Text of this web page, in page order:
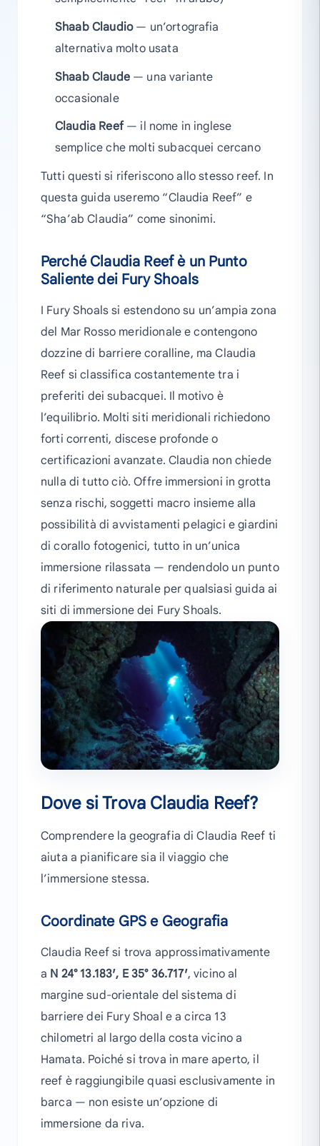
Shaab Claudio— un’ortografia
alternativa molto usata
Shaab Claude— una variante
occasionale
Claudia Reef— il nome in inglese
semplice che molti subacquei cercano
Tutti questi si riferiscono allo stesso reef. In
questa guida useremo “Claudia Reef” e
“Sha’ab Claudia” come sinonimi.
Perché Claudia Reef è un Punto
Saliente dei Fury Shoals
I Fury Shoals si estendono su un’ampia zona
del Mar Rosso meridionale e contengono
dozzine di barriere coralline, ma Claudia
Reef si classifica costantemente tra i
preferiti dei subacquei. Il motivo è
l’equilibrio. Molti siti meridionali richiedono
forti correnti, discese profonde o
certificazioni avanzate. Claudia non chiede
nulla di tutto ciò. Offre immersioni in grotta
senza rischi, soggetti macro insieme alla
possibilità di avvistamenti pelagici e giardini
di corallo fotogenici, tutto in un’unica
immersione rilassata — rendendolo un punto
di riferimento naturale per qualsiasi guida ai
siti di immersione dei Fury Shoals.
Dove si Trova Claudia Reef?
Comprendere la geografia di Claudia Reef ti
aiuta a pianificare sia il viaggio che
l’immersione stessa.
Coordinate GPS e Geografia
Claudia Reef si trova approssimativamente
a N 24° 13.183′, E 35° 36.717′, vicino al
margine sud-orientale del sistema di
barriere dei Fury Shoal e a circa 13
chilometri al largo della costa vicino a
Hamata. Poiché si trova in mare aperto, il
reef è raggiungibile quasi esclusivamente in
barca — non esiste un’opzione di
immersione da riva.